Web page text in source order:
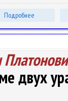
Подробнее
двух